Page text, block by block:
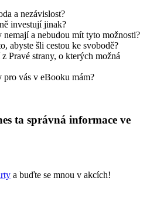
a nezávislost?
investují jinak?
nemají a nebudou mít tyto možnosti?
abyste šli cestou ke svobodě?
Pravé strany, o kterých možná
pro vás v eBooku mám?
ta správná informace ve
a buďte se mnou v akcích!